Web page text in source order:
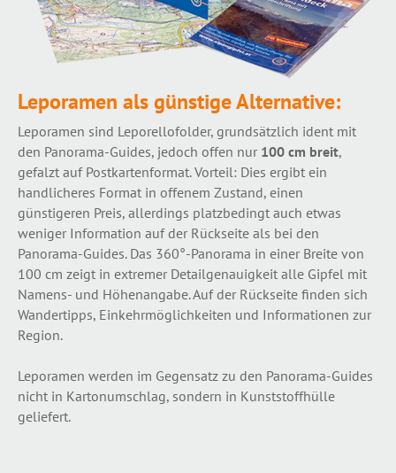
Leporamen als günstige Alternative:
Leporamen sind Leporellofolder, grundsätzlich ident mit
den Panorama-Guides, jedoch offen nur 100 cm breit,
gefalzt auf Postkartenformat. Vorteil: Dies ergibt ein
handlicheres Format in offenem Zustand, einen
günstigeren Preis, allerdings platzbedingt auch etwas
weniger Information auf der Rückseite als bei den
Panorama-Guides. Das 360°-Panorama in einer Breite von
100 cm zeigt in extremer Detailgenauigkeit alle Gipfel mit
Namens- und Höhenangabe. Auf der Rückseite finden sich
Wandertipps, Einkehrmöglichkeiten und Informationen zur
Region.
Leporamen werden im Gegensatz zu den Panorama-Guides
nicht in Kartonumschlag, sondern in Kunststoffhülle
geliefert.